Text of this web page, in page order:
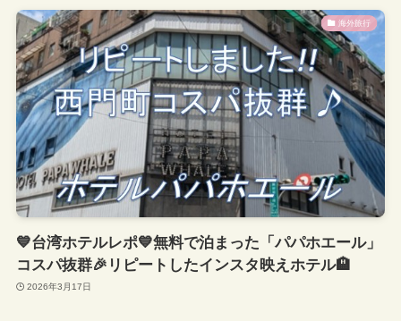
海外旅行
💙台湾ホテルレポ💙無料で泊まった「パパホエール」
コスパ抜群🎉リピートしたインスタ映えホテル🏨
2026年3月17日